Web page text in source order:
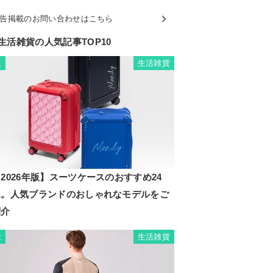
掲載のお問い合わせはこちら
活雑貨の人気記事TOP10
生活雑貨
年版】スーツケースのおすすめ24
人気ブランドのおしゃれなモデルをご
生活雑貨